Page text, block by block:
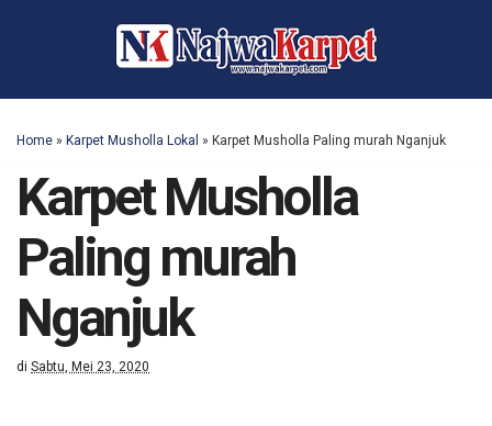
Home » Karpet Musholla Lokal » Karpet Musholla Paling murah Nganjuk
Karpet Musholla
Paling murah
Nganjuk
di Sabtu, Mei 23, 2020